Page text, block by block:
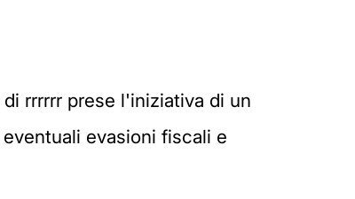
rrrrrr prese l'iniziativa di un
evasioni fiscali e